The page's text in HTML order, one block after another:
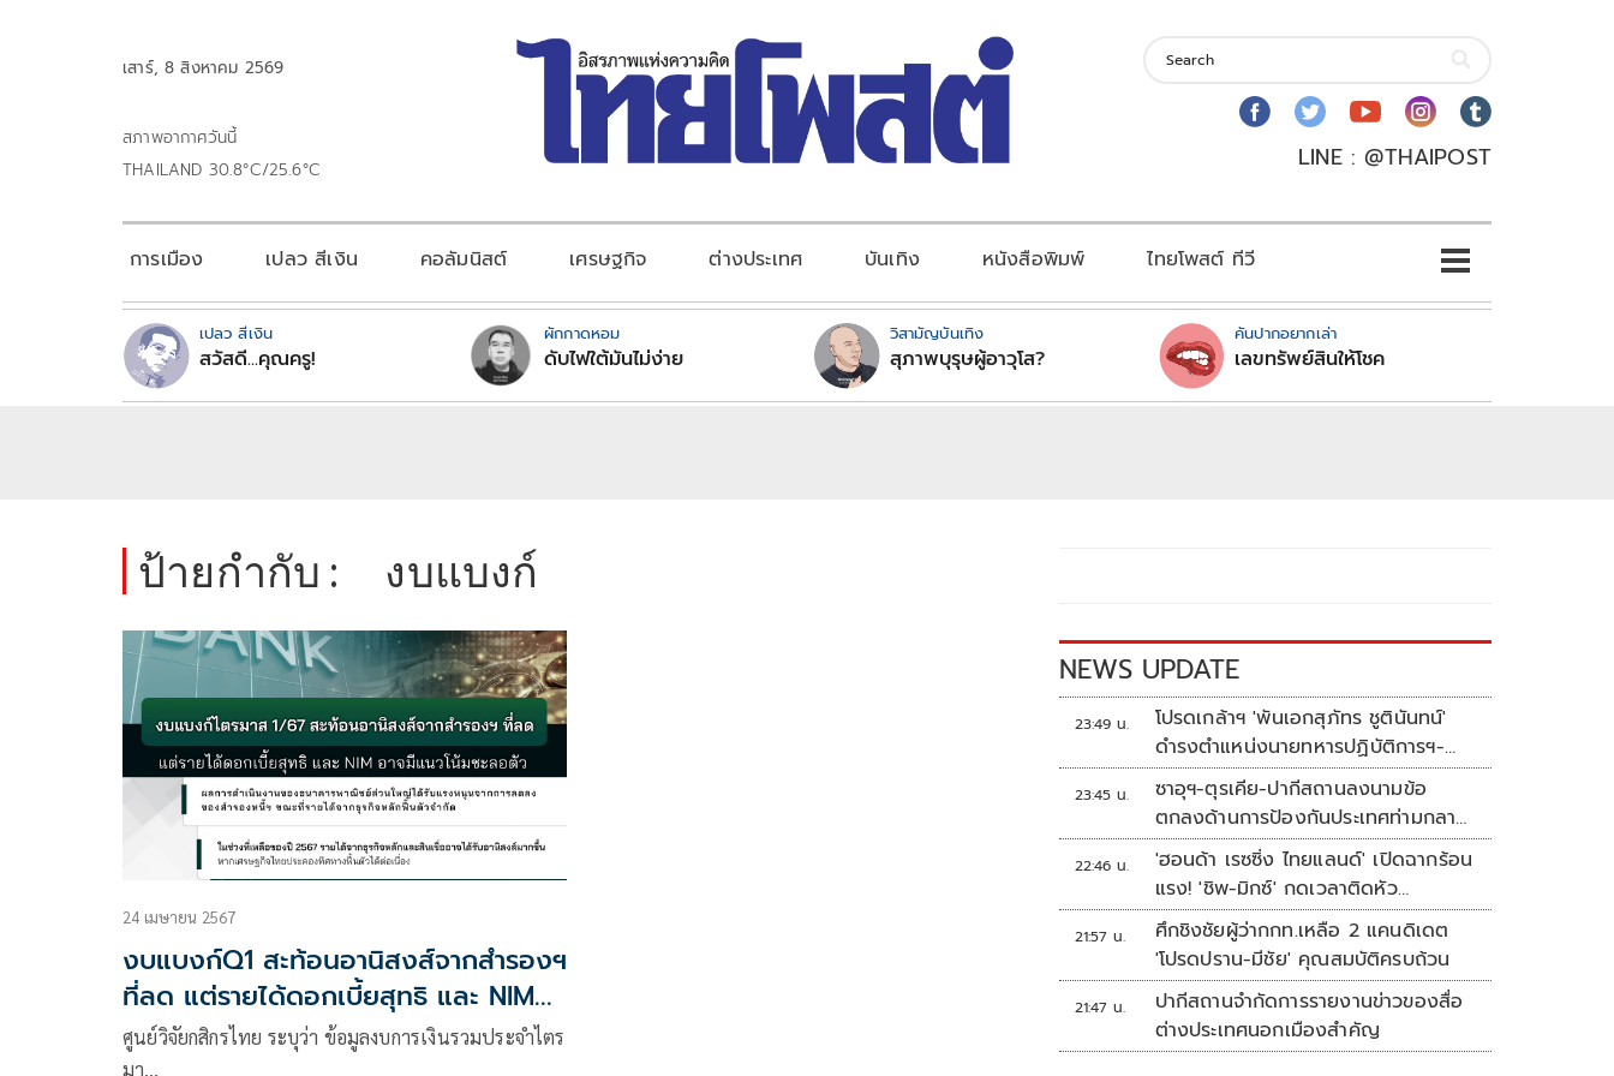
เสาร์, 8 สิงหาคม 2569
สภาพอากาศวันนี้
THAILAND 30.8°C/25.6°C
LINE : @THAIPOST
การเมือง เปลว สีเงิน คอลัมนิสต์ เศรษฐกิจ ต่างประเทศ บันเทิง หนังสือพิมพ์ ไทยโพสต์ ทีวี
เปลว สีเงิน
สวัสดี...คุณครู!
ผักกาดหอม
ดับไฟใต้มันไม่ง่าย
วิสามัญบันเทิง
สุภาพบุรุษผู้อาวุโส?
คันปากอยากเล่า
เลขทรัพย์สินให้โชค
ป้ายกำกับ : งบแบงก์
24 เมษายน 2567
งบแบงก์Q1 สะท้อนอานิสงส์จากสำรองฯ
ที่ลด แต่รายได้ดอกเบี้ยสุทธิ และ NIM
อาจมีแนวโน้มชะลอตัว
ศูนย์วิจัยกสิกรไทย ระบุว่า ข้อมูลงบการเงินรวมประจำไตร
มา…
NEWS UPDATE
23:49 น.
โปรดเกล้าฯ 'พันเอกสุภัทร ชูตินันทน์'
ดำรงตำแหน่งนายทหารปฏิบัติการฯ-
พระราชทานยศ 'พลตรี'
23:45 น.
ซาอุฯ-ตุรเคีย-ปากีสถานลงนามข้อ
ตกลงด้านการป้องกันประเทศท่ามกลาง
สงครามในภูมิภาค
22:46 น.
'ฮอนด้า เรซซิ่ง ไทยแลนด์' เปิดฉากร้อน
แรง! 'ชิพ-มิกซ์' กดเวลาติดหัว
แถว ARRC สนาม 4 ที่มัลดาลิกา
21:57 น.
ศึกชิงชัยผู้ว่ากกท.เหลือ 2 แคนดิเดต
'โปรดปราน-มีชัย' คุณสมบัติครบถ้วน
21:47 น.
ปากีสถานจำกัดการรายงานข่าวของสื่อ
ต่างประเทศนอกเมืองสำคัญ